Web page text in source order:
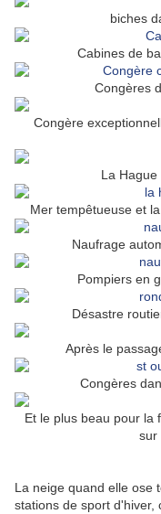
biches
Cabines de
Congères
Congère
La
Mer tempêtueuse et
Naufrage
Pompiers en
Désastre
Après le
Congères
Et le plus beau pour la
sur
La neige quand elle ose
stations de sport d'hiver,